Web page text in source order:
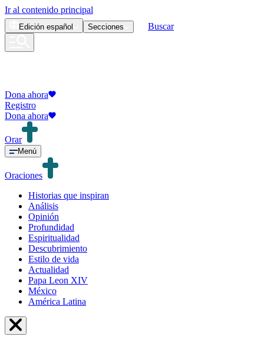
Ir al contenido principal
Edición español Secciones Buscar
Dona ahora
Registro
Dona ahora
Orar
Menú
Oraciones
Historias que inspiran
Análisis
Opinión
Profundidad
Espiritualidad
Descubrimiento
Estilo de vida
Actualidad
Papa Leon XIV
México
América Latina